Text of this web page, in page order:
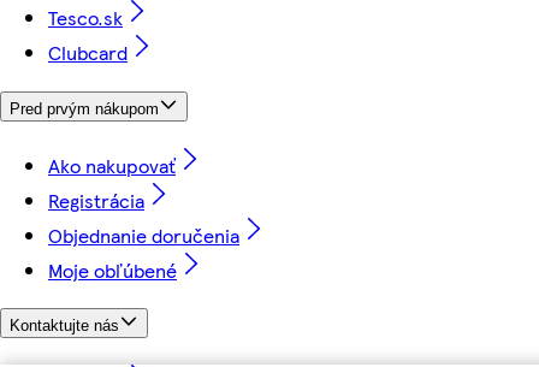
Tesco.sk
Clubcard
Pred prvým nákupom
Ako nakupovať
Registrácia
Objednanie doručenia
Moje obľúbené
Kontaktujte nás